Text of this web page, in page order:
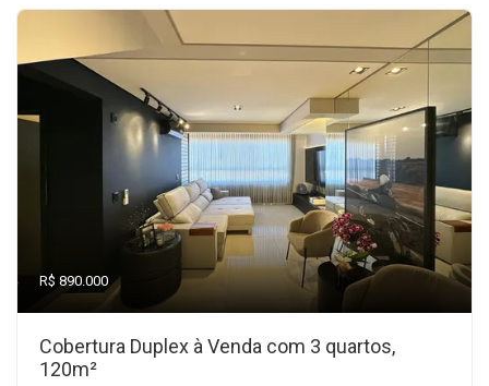
R$ 890.000
Cobertura Duplex à Venda com 3 quartos,
120m²